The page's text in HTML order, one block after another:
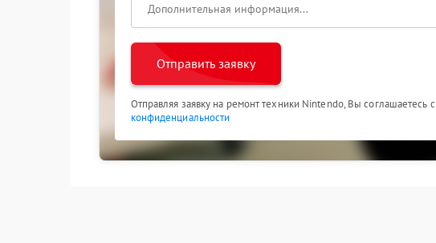
Отправить заявку
Отправляя заявку на ремонт техники Nintendo, Вы соглашаетесь с
конфиденциальности